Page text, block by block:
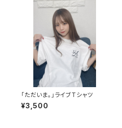
「ただいま。」ライブTシャツ
¥3,500